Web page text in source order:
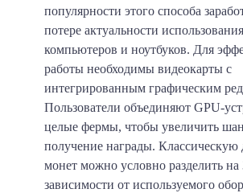
популярности этого способа
потере актуальности
компьютеров и ноутбуков. Для
работы необходимы видеокарты с
интегрированным графическим
Пользователи объединяют GPU-
целые фермы, чтобы увеличить
получение награды. Классическую
монет можно условно разделить на
зависимости от используемого